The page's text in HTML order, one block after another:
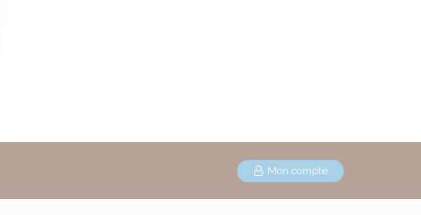
Mon compte